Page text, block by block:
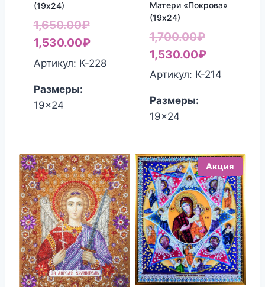
(19х24)
1,650.00₽Первоначальная
цена
составляла
1,530.00₽Текущая
цена:
Артикул: К-228
Размеры:
19x24
Матери «Покрова»
(19х24)
1,700.00₽
цена
1,530.00₽Текущая
цена:
Артикул: К-214
Размеры:
19x24
Акция